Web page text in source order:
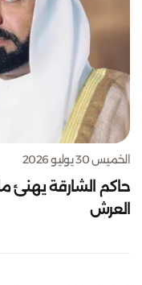
الخميس 30 يوليو 2026
حاكم الشارقة يهنئ
العرش